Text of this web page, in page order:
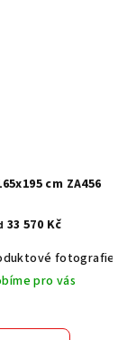
cm ZA456
33 570 Kč
fotografie
pro vás